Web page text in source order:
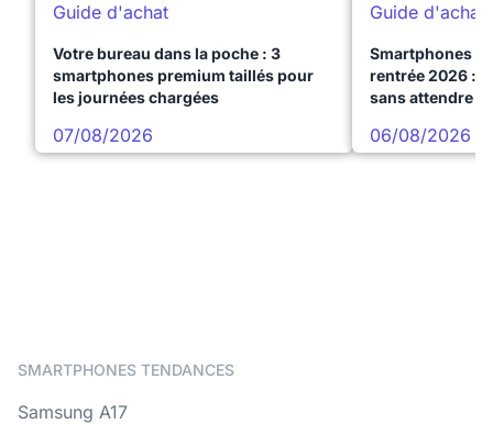
Guide d'achat
Votre bureau dans la poche : 3
smartphones premium taillés pour
les journées chargées
07/08/2026
Guide d'achat
Smartphones
rentrée 2026 :
sans attendre
06/08/2026
SMARTPHONES TENDANCES
Samsung A17